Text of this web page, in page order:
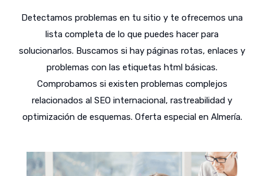
Detectamos problemas en tu sitio y te ofrecemos una
lista completa de lo que puedes hacer para
solucionarlos. Buscamos si hay páginas rotas, enlaces y
problemas con las etiquetas html básicas.
Comprobamos si existen problemas complejos
relacionados al SEO internacional, rastreabilidad y
optimización de esquemas. Oferta especial en Almería.